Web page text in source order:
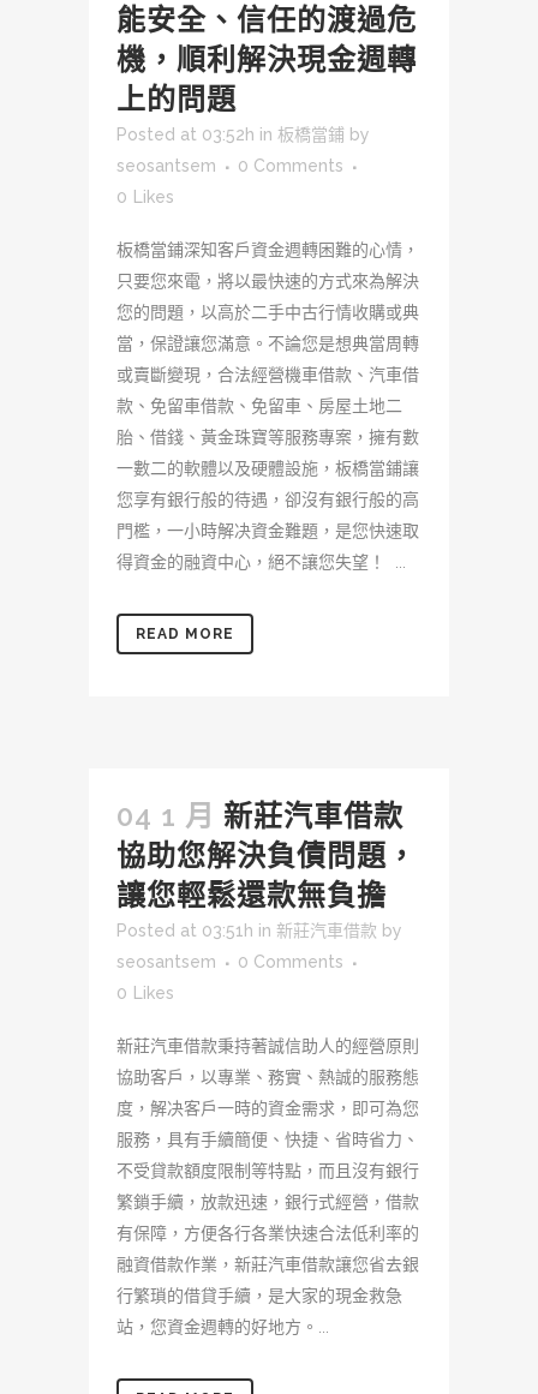
能安全、信任的渡過危
機，順利解決現金週轉
上的問題
Posted at 03:52h in 板橋當鋪 by
seosantsem
0 Comments
0 Likes
板橋當鋪深知客戶資金週轉困難的心情，
只要您來電，將以最快速的方式來為解決
您的問題，以高於二手中古行情收購或典
當，保證讓您滿意。不論您是想典當周轉
或賣斷變現，合法經營機車借款、汽車借
款、免留車借款、免留車、房屋土地二
胎、借錢、黃金珠寶等服務專案，擁有數
一數二的軟體以及硬體設施，板橋當鋪讓
您享有銀行般的待遇，卻沒有銀行般的高
門檻，一小時解决資金難題，是您快速取
得資金的融資中心，絕不讓您失望！ ...
READ MORE
04 1 月 新莊汽車借款
協助您解決負債問題，
讓您輕鬆還款無負擔
Posted at 03:51h in 新莊汽車借款 by
seosantsem
0 Comments
0 Likes
新莊汽車借款秉持著誠信助人的經營原則
協助客戶，以專業、務實、熱誠的服務態
度，解决客戶一時的資金需求，即可為您
服務，具有手續簡便、快捷、省時省力、
不受貸款額度限制等特點，而且沒有銀行
繁鎖手續，放款迅速，銀行式經營，借款
有保障，方便各行各業快速合法低利率的
融資借款作業，新莊汽車借款讓您省去銀
行繁瑣的借貸手續，是大家的現金救急
站，您資金週轉的好地方。...